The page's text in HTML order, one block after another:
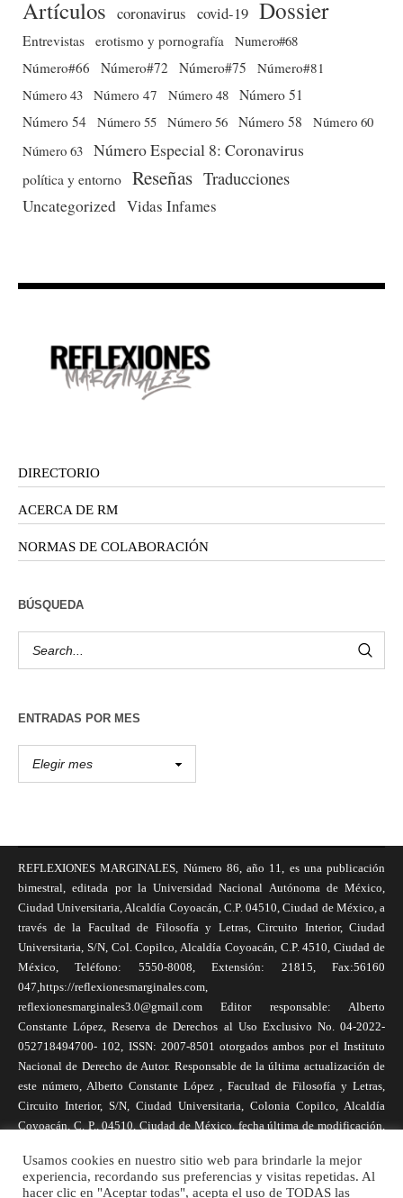
Artículos coronavirus covid-19 Dossier
Entrevistas erotismo y pornografía
Numero#68
Número#66
Número#72 Número#75
Número#81
Número 43 Número 47 Número 48 Número 51
Número 54 Número 55 Número 56 Número 58
Número 60
Número 63 Número Especial 8: Coronavirus
política y entorno Reseñas Traducciones
Uncategorized Vidas Infames
DIRECTORIO
ACERCA DE RM
NORMAS DE COLABORACIÓN
BÚSQUEDA
ENTRADAS POR MES
REFLEXIONES MARGINALES, Número 86, año 11, es una publicación
bimestral, editada por la Universidad Nacional Autónoma de México,
Ciudad Universitaria, Alcaldía Coyoacán, C.P. 04510, Ciudad de México, a
través de la Facultad de Filosofía y Letras, Circuito Interior, Ciudad
Universitaria, S/N, Col. Copilco, Alcaldía Coyoacán, C.P. 4510, Ciudad de
México, Teléfono: 5550-8008, Extensión: 21815, Fax:56160
047,https://reflexionesmarginales.com,
reflexionesmarginales3.0@gmail.com Editor responsable: Alberto
Constante López, Reserva de Derechos al Uso Exclusivo No. 04-2022-
052718494700- 102, ISSN: 2007-8501 otorgados ambos por el Instituto
Nacional de Derecho de Autor. Responsable de la última actualización de
este número, Alberto Constante López , Facultad de Filosofía y Letras,
Circuito Interior, S/N, Ciudad Universitaria, Colonia Copilco, Alcaldía
Coyoacán, C. P., 04510, Ciudad de México, fecha última de modificación,
necesariamente reflejan la postura de la revista, ni de Universidad Nacional
Autónoma de México. Los autores son responsables de los contenidos de
Usamos cookies en nuestro sitio web para brindarle la mejor
experiencia, recordando sus preferencias y visitas repetidas. Al
hacer clic en "Aceptar todas", acepta el uso de TODAS las